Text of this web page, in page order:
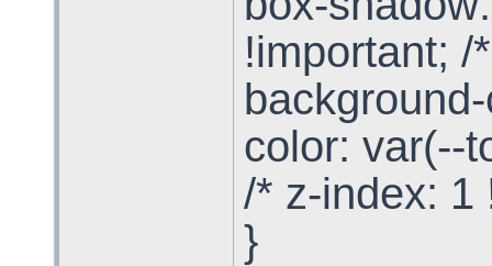
!important; /
color: var(--
/* z-index: 1
}